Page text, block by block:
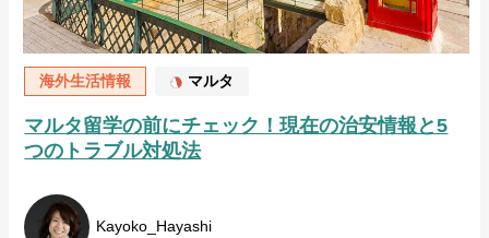
海外生活情報 マルタ
マルタ留学の前にチェック！現在の治安情報と5
つのトラブル対処法
Kayoko_Hayashi